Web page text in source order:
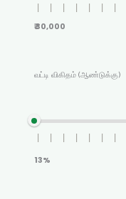
₹ 30,000
வட்டி விகிதம் (ஆண்டுக்கு)
13%